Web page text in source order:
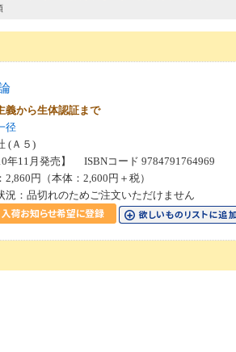
義から生体認証まで
径
(Ａ５)
年11月発売】 ISBNコード 9784791764969
2,860円（本体：2,600円＋税）
況：品切れのためご注文いただけません